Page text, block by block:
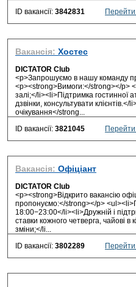
ID вакансії: 3842831 Перейти
Вакансія: Хостес
DICTATOR Club
<p>Запрошуємо в нашу команду
<p><strong>Вимоги:</strong></p>
залі;</li><li>Підтримка
дзвінки, консультувати
очікування</strong...
ID вакансії: 3821045 Перейти
Вакансія: Офіціант
DICTATOR Club
<p><strong>Відкрито вакансію
пропонуємо:</strong></p>
18:00−23:00</li><li>Дружній і
ставки кожного четверга, чайові в
зміни;</li...
ID вакансії: 3802289 Перейти